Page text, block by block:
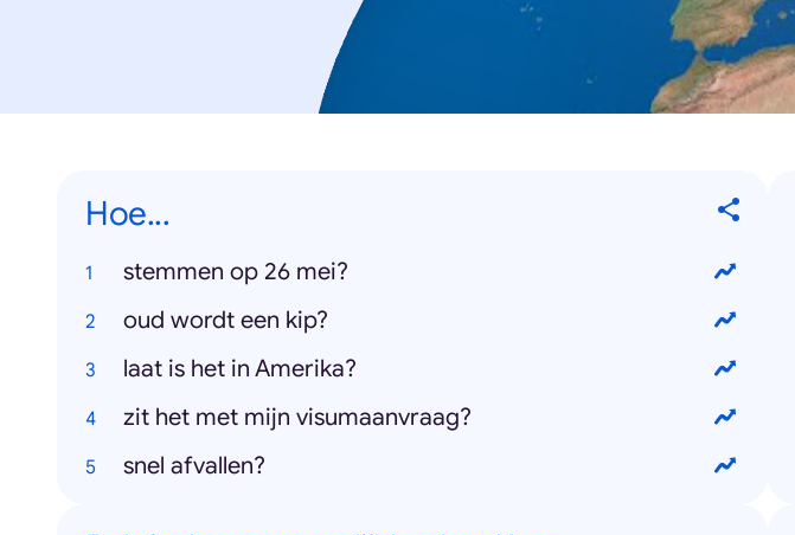
Hoe...
stemmen op 26 mei?
oud wordt een kip?
laat is het in Amerika?
zit het met mijn visumaanvraag?
snel afvallen?